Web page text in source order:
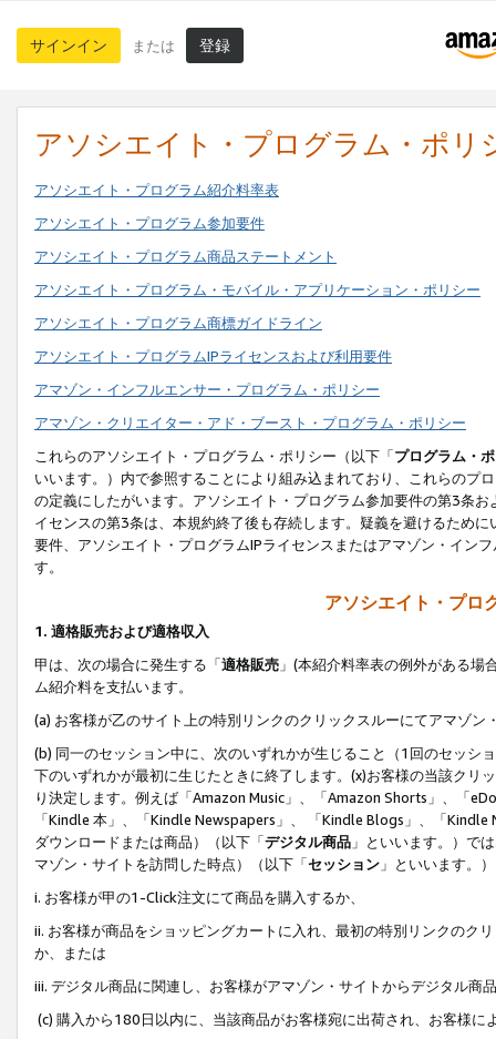
サインイン または 登録
アソシエイト・プログラム・ポリ
アソシエイト・プログラム紹介料率表
アソシエイト・プログラム参加要件
アソシエイト・プログラム商品ステートメント
アソシエイト・プログラム・モバイル・アプリケーション・ポリシー
アソシエイト・プログラム商標ガイドライン
アソシエイト・プログラムIPライセンスおよび利用要件
アマゾン・インフルエンサー・プログラム・ポリシー
アマゾン・クリエイター・アド・ブースト・プログラム・ポリシー
これらのアソシエイト・プログラム・ポリシー（以下「プログラム・
いいます。）内で参照することにより組み込まれており、これらのプ
の定義にしたがいます。アソシエイト・プログラム参加要件の第3条
イセンスの第3条は、本規約終了後も存続します。疑義を避けるため
要件、アソシエイト・プログラムIPライセンスまたはアマゾン・イン
す。
アソシエイト・プロ
1. 適格販売および適格収入
甲は、次の場合に発生する「適格販売 」(本紹介料率表の例外がある
ム紹介料を支払います。
(a) お客様が乙のサイト上の特別リンクのクリックスルーにてアマゾン
(b) 同一のセッション中に、次のいずれかが生じること（1回のセッシ
下のいずれかが最初に生じたときに終了します。(x)お客様の当該ク
り決定します。例えば「Amazon Music」、「Amazon Shorts」、「
「Kindle 本」、「Kindle Newspapers」、 「Kindle Blogs」、「
ダウンロードまたは商品）（以下「デジタル商品 」といいます。）で
マゾン・サイトを訪問した時点）（以下「セッション 」といいます。
i. お客様が甲の1-Click注文にて商品を購入するか、
ii. お客様が商品をショッピングカートに入れ、最初の特別リンクのク
か、または
iii. デジタル商品に関連し、お客様がアマゾン・サイトからデジタル
(c) 購入から180日以内に、当該商品がお客様宛に出荷され、お客様